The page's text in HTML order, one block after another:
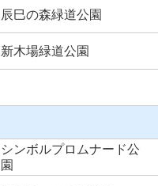
辰巳の森緑道公園
新木場緑道公園
シンボルプロムナード公
園